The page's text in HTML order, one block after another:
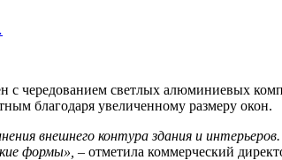
с чередованием светлых алюминиевых
благодаря увеличенному размеру окон.
внешнего контура здания и
формы», – отметила коммерческий